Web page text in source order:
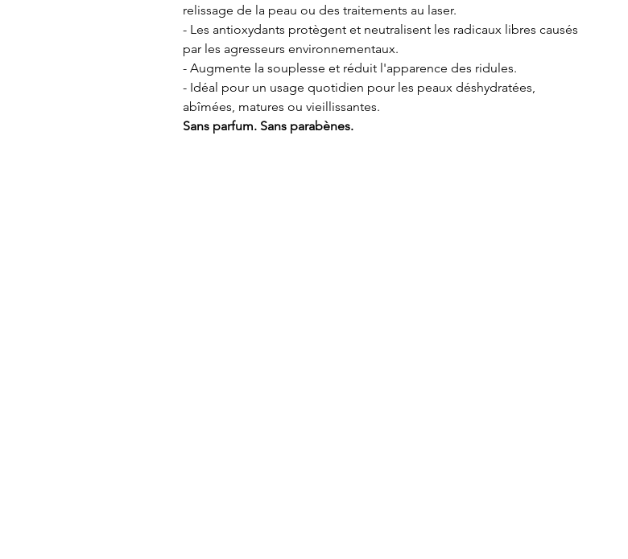
relissage de la peau ou des traitements au laser.
- Les antioxydants protègent et neutralisent les radicaux libres causés
par les agresseurs environnementaux.
- Augmente la souplesse et réduit l'apparence des ridules.
- Idéal pour un usage quotidien pour les peaux déshydratées,
abîmées, matures ou vieillissantes.
Sans parfum. Sans parabènes.